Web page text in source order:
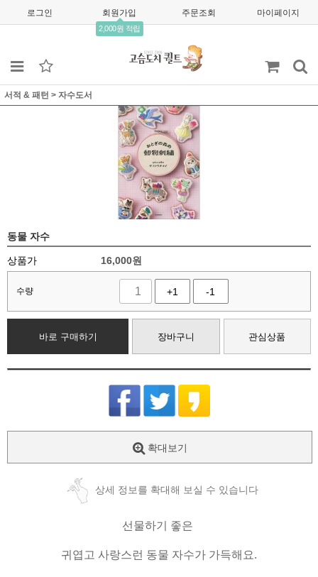
로그인 회원가입
2,000원 적립
주문조회 마이페이지
서적 & 패턴 > 자수도서
동물 자수
상품가 16,000원
수량 +1 -1
바로 구매하기 장바구니 관심상품
확대보기
상세 정보를 확대해 보실 수 있습니다
선물하기 좋은
귀엽고 사랑스런 동물 자수가 가득해요.